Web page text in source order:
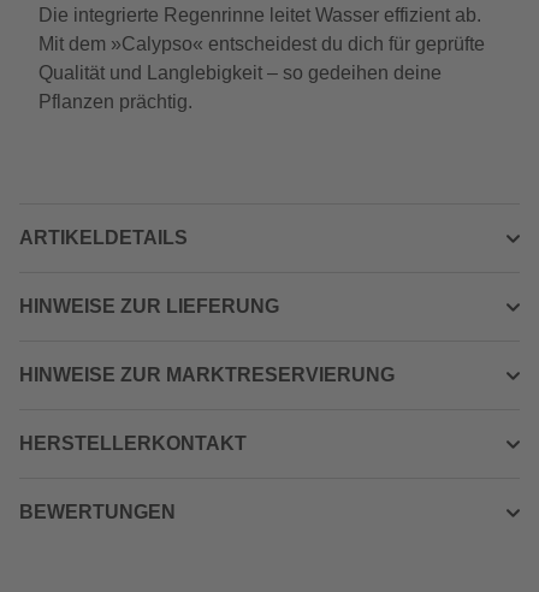
Die integrierte Regenrinne leitet Wasser effizient ab.
Mit dem »Calypso« entscheidest du dich für geprüfte
Qualität und Langlebigkeit – so gedeihen deine
Pflanzen prächtig.
ARTIKELDETAILS
HINWEISE ZUR LIEFERUNG
HINWEISE ZUR MARKTRESERVIERUNG
HERSTELLERKONTAKT
BEWERTUNGEN